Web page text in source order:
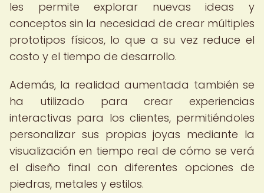
les permite explorar nuevas ideas y
conceptos sin la necesidad de crear múltiples
prototipos físicos, lo que a su vez reduce el
costo y el tiempo de desarrollo.
Además, la realidad aumentada también se
ha utilizado para crear experiencias
interactivas para los clientes, permitiéndoles
personalizar sus propias joyas mediante la
visualización en tiempo real de cómo se verá
el diseño final con diferentes opciones de
piedras, metales y estilos.